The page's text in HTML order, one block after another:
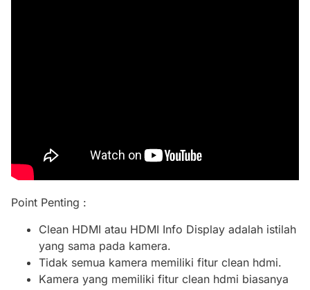
Point Penting :
Clean HDMI atau HDMI Info Display adalah istilah
yang sama pada kamera.
Tidak semua kamera memiliki fitur clean hdmi.
Kamera yang memiliki fitur clean hdmi biasanya